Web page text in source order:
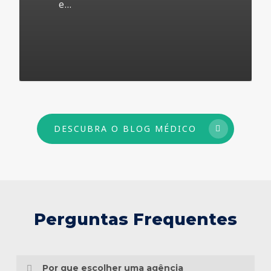
e…
DESCUBRA O BLOG MÉDICO
Perguntas Frequentes
Por que escolher uma agência